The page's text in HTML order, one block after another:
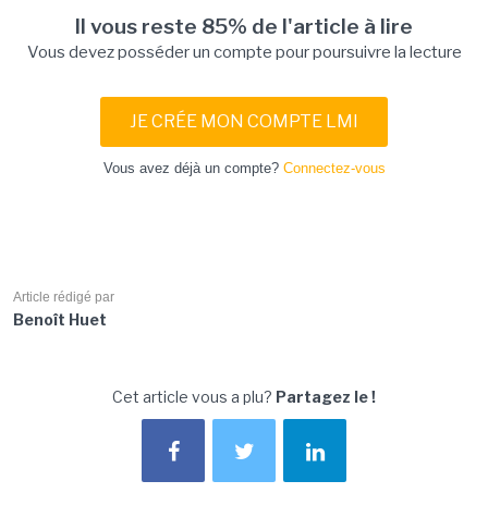
Il vous reste 85% de l'article à lire
Vous devez posséder un compte pour poursuivre la lecture
JE CRÉE MON COMPTE LMI
Vous avez déjà un compte? Connectez-vous
Article rédigé par
Benoît Huet
Cet article vous a plu? Partagez le !